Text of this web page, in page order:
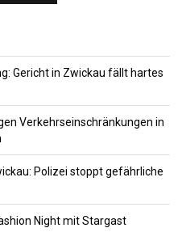
Gericht in Zwickau fällt hartes
Verkehrseinschränkungen in
Polizei stoppt gefährliche
Night mit Stargast